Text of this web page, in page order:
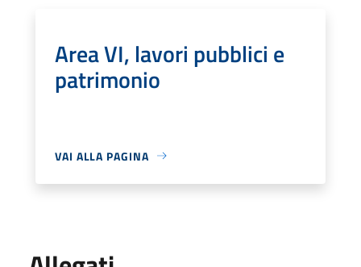
Area VI, lavori pubblici e
patrimonio
VAI ALLA PAGINA